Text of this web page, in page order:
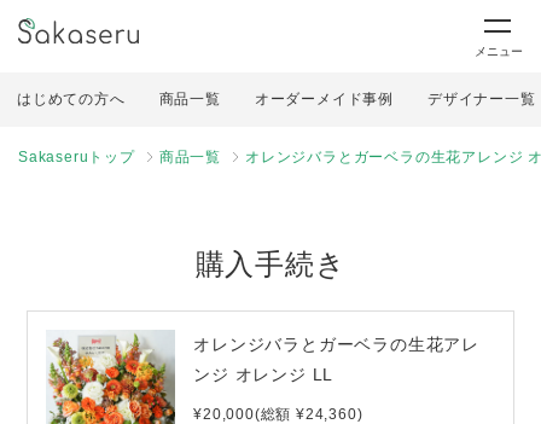
メニュー
はじめての方へ 商品一覧 オーダーメイド事例 デザイナー一覧
Sakaseruトップ 商品一覧 オレンジバラとガーベラの生花アレンジ
購入手続き
オレンジバラとガーベラの生花アレ
ンジ オレンジ LL
¥20,000(総額 ¥24,360)